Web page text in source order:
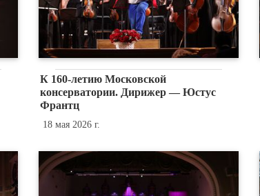
К 160-летию Московской
консерватории. Дирижер — Юстус
Франтц
18 мая 2026 г.